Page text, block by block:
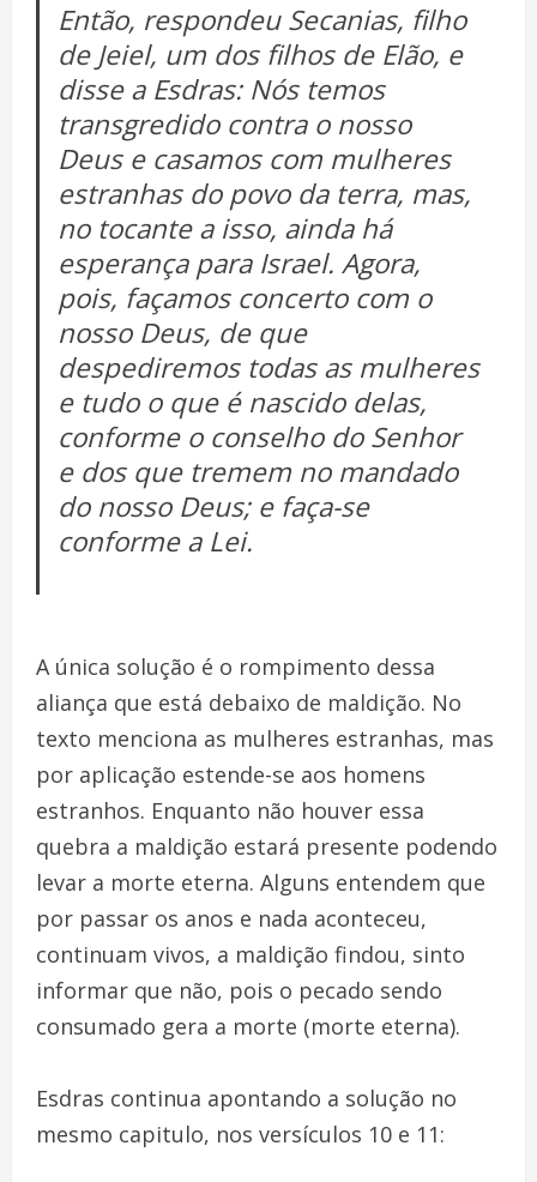
Então, respondeu Secanias, filho
de Jeiel, um dos filhos de Elão, e
disse a Esdras: Nós temos
transgredido contra o nosso
Deus e casamos com mulheres
estranhas do povo da terra, mas,
no tocante a isso, ainda há
esperança para Israel. Agora,
pois, façamos concerto com o
nosso Deus, de que
despediremos todas as mulheres
e tudo o que é nascido delas,
conforme o conselho do Senhor
e dos que tremem no mandado
do nosso Deus; e faça-se
conforme a Lei.
A única solução é o rompimento dessa
aliança que está debaixo de maldição. No
texto menciona as mulheres estranhas, mas
por aplicação estende-se aos homens
estranhos. Enquanto não houver essa
quebra a maldição estará presente podendo
levar a morte eterna. Alguns entendem que
por passar os anos e nada aconteceu,
continuam vivos, a maldição findou, sinto
informar que não, pois o pecado sendo
consumado gera a morte (morte eterna).
Esdras continua apontando a solução no
mesmo capitulo, nos versículos 10 e 11: